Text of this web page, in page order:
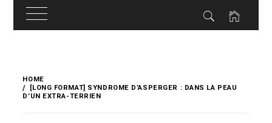
content
HOME
[LONG FORMAT] SYNDROME D’ASPERGER : DANS LA PEAU
D’UN EXTRA-TERRIEN